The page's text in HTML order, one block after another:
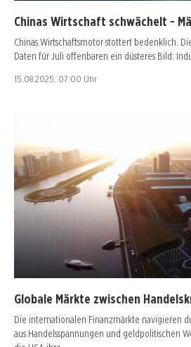
Chinas Wirtschaft schwächelt -
Chinas Wirtschaftsmotor stottert bedenklich.
Daten für Juli offenbaren ein düsteres Bild:
15.08.2025, 07:00 Uhr
Globale Märkte zwischen
Die internationalen Finanzmärkte navigieren
aus Handelsspannungen und geldpolitischen